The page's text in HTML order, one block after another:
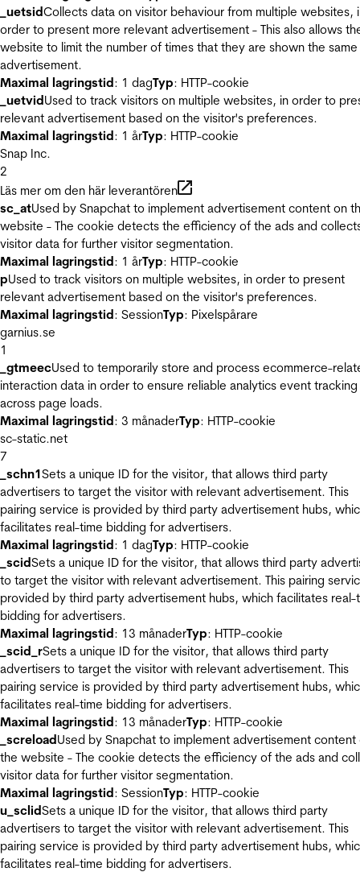
_uetsidCollects data on visitor behaviour from multiple websites,
order to present more relevant advertisement - This also allows
website to limit the number of times that they are shown the same
advertisement.
Maximal lagringstid: 1 dagTyp: HTTP-cookie
_uetvidUsed to track visitors on multiple websites, in order to
relevant advertisement based on the visitor's preferences.
Maximal lagringstid: 1 årTyp: HTTP-cookie
Snap Inc.
2
Läs mer om den här leverantören
sc_atUsed by Snapchat to implement advertisement content on
website - The cookie detects the efficiency of the ads and
visitor data for further visitor segmentation.
Maximal lagringstid: 1 årTyp: HTTP-cookie
pUsed to track visitors on multiple websites, in order to present
relevant advertisement based on the visitor's preferences.
Maximal lagringstid: SessionTyp: Pixelspårare
garnius.se
1
_gtmeecUsed to temporarily store and process ecommerce-
interaction data in order to ensure reliable analytics event tracking
across page loads.
Maximal lagringstid: 3 månaderTyp: HTTP-cookie
sc-static.net
7
_schn1Sets a unique ID for the visitor, that allows third party
advertisers to target the visitor with relevant advertisement. This
pairing service is provided by third party advertisement hubs,
facilitates real-time bidding for advertisers.
Maximal lagringstid: 1 dagTyp: HTTP-cookie
_scidSets a unique ID for the visitor, that allows third party
to target the visitor with relevant advertisement. This pairing
provided by third party advertisement hubs, which facilitates real-
bidding for advertisers.
Maximal lagringstid: 13 månaderTyp: HTTP-cookie
_scid_rSets a unique ID for the visitor, that allows third party
advertisers to target the visitor with relevant advertisement. This
pairing service is provided by third party advertisement hubs,
facilitates real-time bidding for advertisers.
Maximal lagringstid: 13 månaderTyp: HTTP-cookie
_screloadUsed by Snapchat to implement advertisement content
the website - The cookie detects the efficiency of the ads and
visitor data for further visitor segmentation.
Maximal lagringstid: SessionTyp: HTTP-cookie
u_sclidSets a unique ID for the visitor, that allows third party
advertisers to target the visitor with relevant advertisement. This
pairing service is provided by third party advertisement hubs,
facilitates real-time bidding for advertisers.